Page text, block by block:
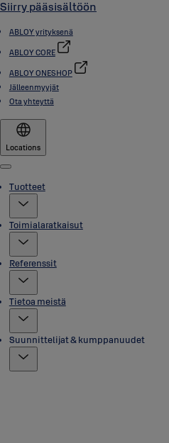
Siirry pääsisältöön
ABLOY yrityksenä
ABLOY CORE
ABLOY ONESHOP
Jälleenmyyjät
Ota yhteyttä
Locations
Menu
Tuotteet
Toimialaratkaisut
Referenssit
Tietoa meistä
Suunnittelijat & kumppanuudet